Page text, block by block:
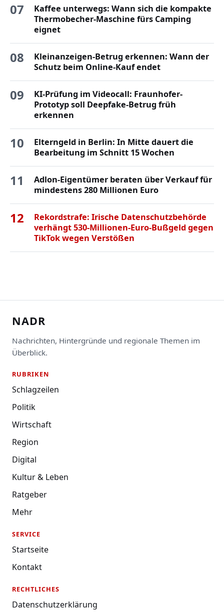
07
Kaffee unterwegs: Wann sich die kompakte
Thermobecher-Maschine fürs Camping
eignet
08
Kleinanzeigen-Betrug erkennen: Wann der
Schutz beim Online-Kauf endet
09
KI-Prüfung im Videocall: Fraunhofer-
Prototyp soll Deepfake-Betrug früh
erkennen
10
Elterngeld in Berlin: In Mitte dauert die
Bearbeitung im Schnitt 15 Wochen
11
Adlon-Eigentümer beraten über Verkauf für
mindestens 280 Millionen Euro
12
Rekordstrafe: Irische Datenschutzbehörde
verhängt 530-Millionen-Euro-Bußgeld gegen
TikTok wegen Verstößen
NADR
Nachrichten, Hintergründe und regionale Themen im
Überblick.
RUBRIKEN
Schlagzeilen
Politik
Wirtschaft
Region
Digital
Kultur & Leben
Ratgeber
Mehr
SERVICE
Startseite
Kontakt
RECHTLICHES
Datenschutzerklärung